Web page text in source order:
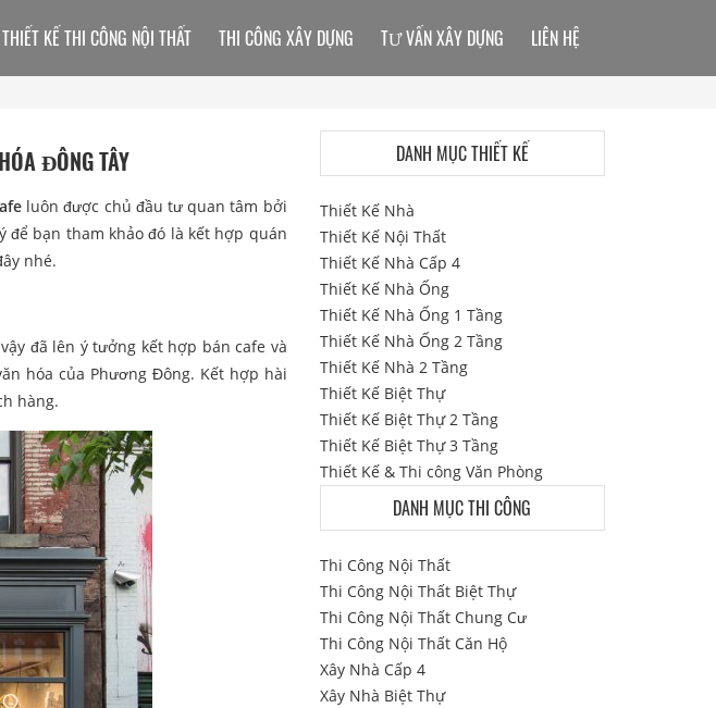
ĐÔNG TÂY
luôn được chủ đầu tư quan tâm bởi
bạn tham khảo đó là kết hợp quán
nhé.
đã lên ý tưởng kết hợp bán cafe và
hóa của Phương Đông. Kết hợp hài
hàng.
THIẾT KẾ THI CÔNG NỘI THẤT THI CÔNG XÂY DỰNG TƯ VẤN XÂY DỰNG LIÊN HỆ
DANH MỤC THIẾT KẾ
Thiết Kế Nhà
Thiết Kế Nội Thất
Thiết Kế Nhà Cấp 4
Thiết Kế Nhà Ống
Thiết Kế Nhà Ống 1 Tầng
Thiết Kế Nhà Ống 2 Tầng
Thiết Kế Nhà 2 Tầng
Thiết Kế Biệt Thự
Thiết Kế Biệt Thự 2 Tầng
Thiết Kế Biệt Thự 3 Tầng
Thiết Kế & Thi công Văn Phòng
DANH MỤC THI CÔNG
Thi Công Nội Thất
Thi Công Nội Thất Biệt Thự
Thi Công Nội Thất Chung Cư
Thi Công Nội Thất Căn Hộ
Xây Nhà Cấp 4
Xây Nhà Biệt Thự